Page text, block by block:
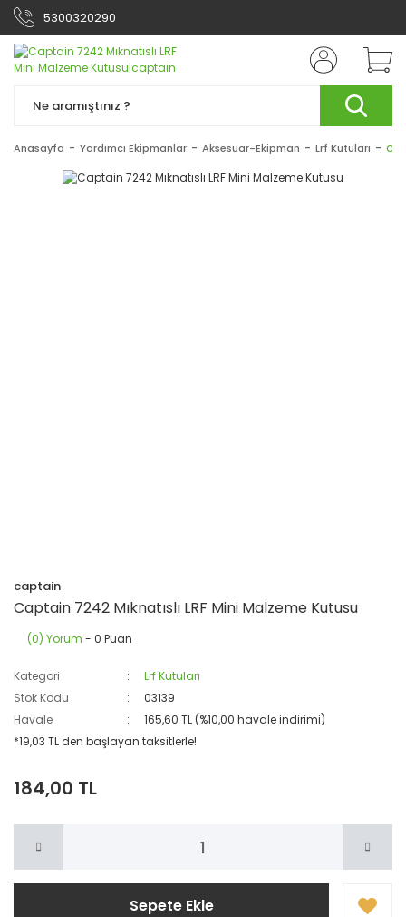
5300320290
Anasayfa Yardımcı Ekipmanlar Aksesuar-Ekipman Lrf Kutuları
captain
Captain 7242 Mıknatıslı LRF Mini Malzeme Kutusu
(0) Yorum - 0 Puan
Kategori
Lrf Kutuları
Stok Kodu
03139
Havale
165,60 TL (%10,00 havale indirimi)
*19,03 TL den başlayan taksitlerle!
184,00 TL
Sepete Ekle